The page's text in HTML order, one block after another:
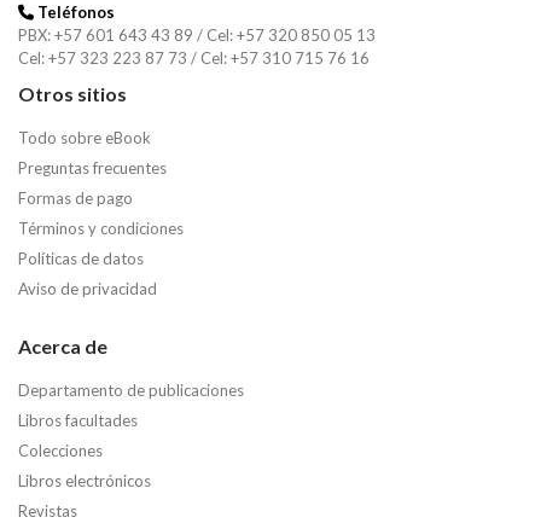
Teléfonos
PBX: +57 601 643 43 89 / Cel: +57 320 850 05 13
Cel: +57 323 223 87 73 / Cel: +57 310 715 76 16
Otros sitios
Todo sobre eBook
Preguntas frecuentes
Formas de pago
Términos y condiciones
Políticas de datos
Aviso de privacidad
Acerca de
Departamento de publicaciones
Libros facultades
Colecciones
Libros electrónicos
Revistas